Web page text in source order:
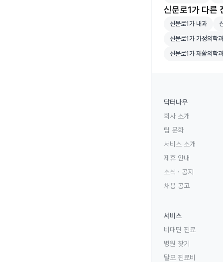
신문로1가 다른
신문로1가 내과 병
신문로1가 내과
신문로1가 가정의
신문로1가 가정의학과
신문로1가 재활의
신문로1가 재활의학과
닥터나우
회사 소개
팀 문화
서비스 소개
제휴 안내
소식 · 공지
채용 공고
서비스
비대면 진료
병원 찾기
탈모 진료비